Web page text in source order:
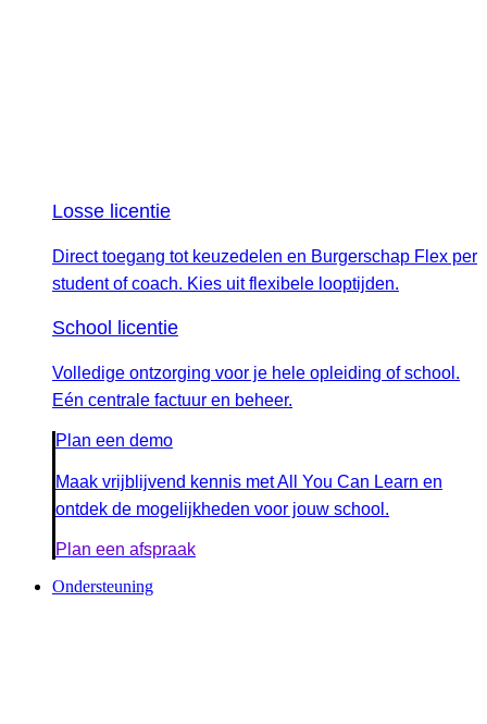
Losse licentie
Direct toegang tot keuzedelen en Burgerschap Flex per
student of coach. Kies uit flexibele looptijden.
School licentie
Volledige ontzorging voor je hele opleiding of school.
Eén centrale factuur en beheer.
Plan een demo
Maak vrijblijvend kennis met All You Can Learn en
ontdek de mogelijkheden voor jouw school.
Plan een afspraak
Ondersteuning